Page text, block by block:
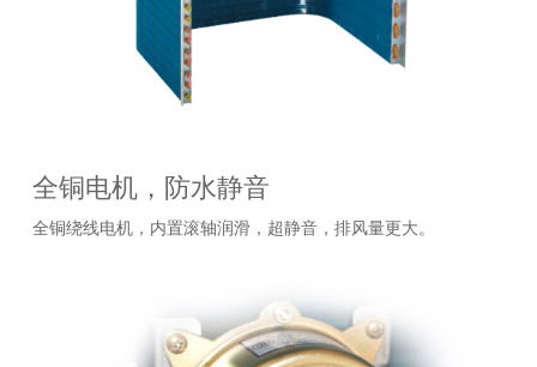
全铜电机，防水静音
全铜绕线电机，内置滚轴润滑，超静音，排风量更大。